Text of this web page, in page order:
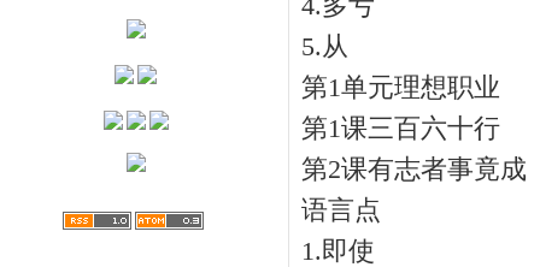
4.多亏
5.从
第1单元理想职业
第1课三百六十行
第2课有志者事竟成
语言点
1.即使